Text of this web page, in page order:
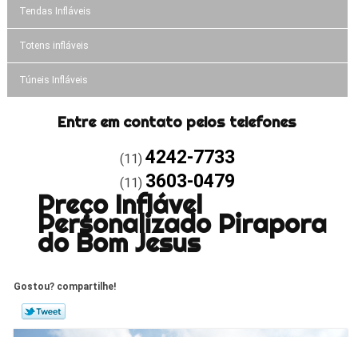
Tendas Infláveis
Totens infláveis
Túneis Infláveis
Entre em contato pelos telefones
(11) 4242-7733
(11) 3603-0479
Preço Inflável
Personalizado Pirapora
do Bom Jesus
Gostou? compartilhe!